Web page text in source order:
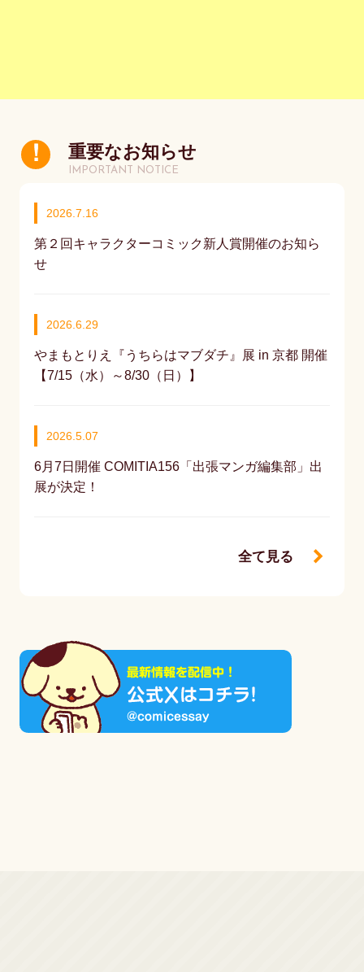
重要なお知らせ
IMPORTANT NOTICE
2026.7.16
第２回キャラクターコミック新人賞開催のお知ら
せ
2026.6.29
やまもとりえ『うちらはマブダチ』展 in 京都 開催
【7/15（水）～8/30（日）】
2026.5.07
6月7日開催 COMITIA156「出張マンガ編集部」出
展が決定！
全て見る